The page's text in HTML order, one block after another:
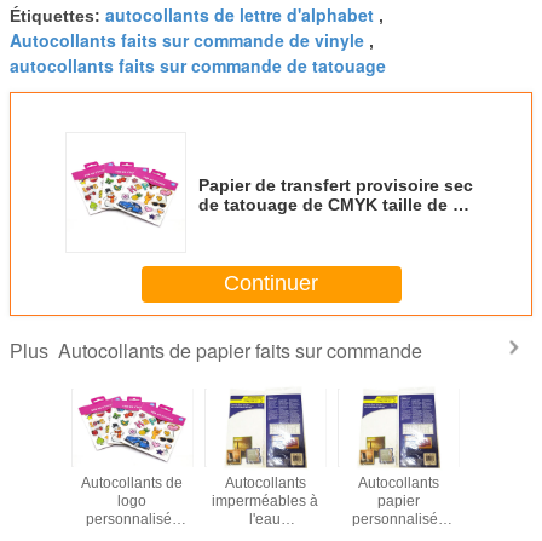
Étiquettes: autocollants de lettre d'alphabet ,
Autocollants faits sur commande de vinyle ,
autocollants faits sur commande de tatouage
Papier de transfert provisoire sec
de tatouage de CMYK taille de 4 *
Continuer
Plus Autocollants de papier faits sur commande
Autocollants de
logo
personnalisés
Autocollants
imperméables à
l'eau
Autocollants
papier
personnalisés